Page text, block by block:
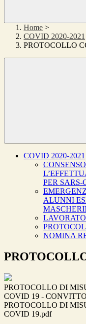
Home >
COVID 2020-2021
PROTOCOLLO
COVID 2020-2021
PER SARS-
ALUNNI
NOMINA
PROTOCOLLO DI
COVID 19 -
PROTOCOLLO DI
COVID 19.pdf